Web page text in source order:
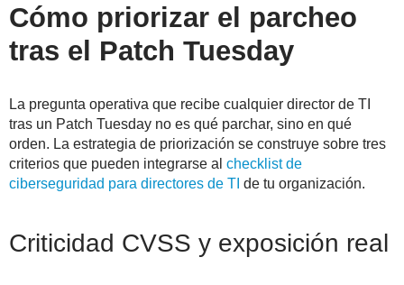
Cómo priorizar el parcheo
tras el Patch Tuesday
La pregunta operativa que recibe cualquier director de TI
tras un Patch Tuesday no es qué parchar, sino en qué
orden. La estrategia de priorización se construye sobre tres
criterios que pueden integrarse al checklist de
ciberseguridad para directores de TI de tu organización.
Criticidad CVSS y exposición real